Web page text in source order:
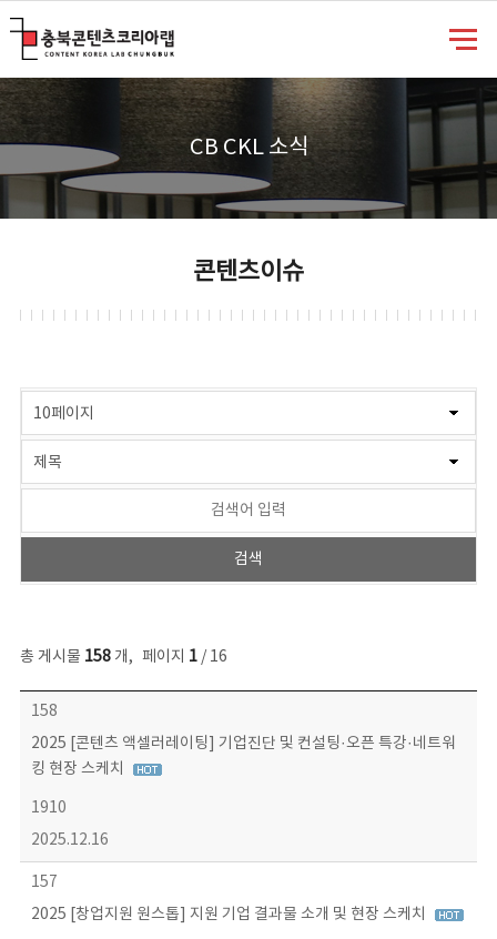
CB CKL 소식
콘텐츠이슈
총 게시물 158개, 페이지 1/ 16
콘텐츠이슈 목록 - 번호, 제목, 작성자, 파일, 조회수, 작성일 정보 제공
158
2025 [콘텐츠 액셀러레이팅] 기업진단 및 컨설팅·오픈 특강·네트워
킹 현장 스케치
1910
2025.12.16
157
2025 [창업지원 원스톱] 지원 기업 결과물 소개 및 현장 스케치